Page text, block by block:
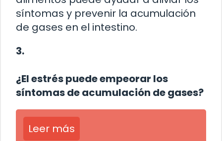
síntomas y prevenir la acumulación
de gases en el intestino.
3.
¿El estrés puede empeorar los
síntomas de acumulación de gases?
Leer más